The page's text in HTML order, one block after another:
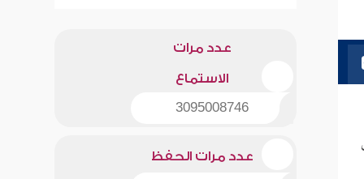
عدد مرات
الاستماع
3095008746
عدد مرات الحفظ